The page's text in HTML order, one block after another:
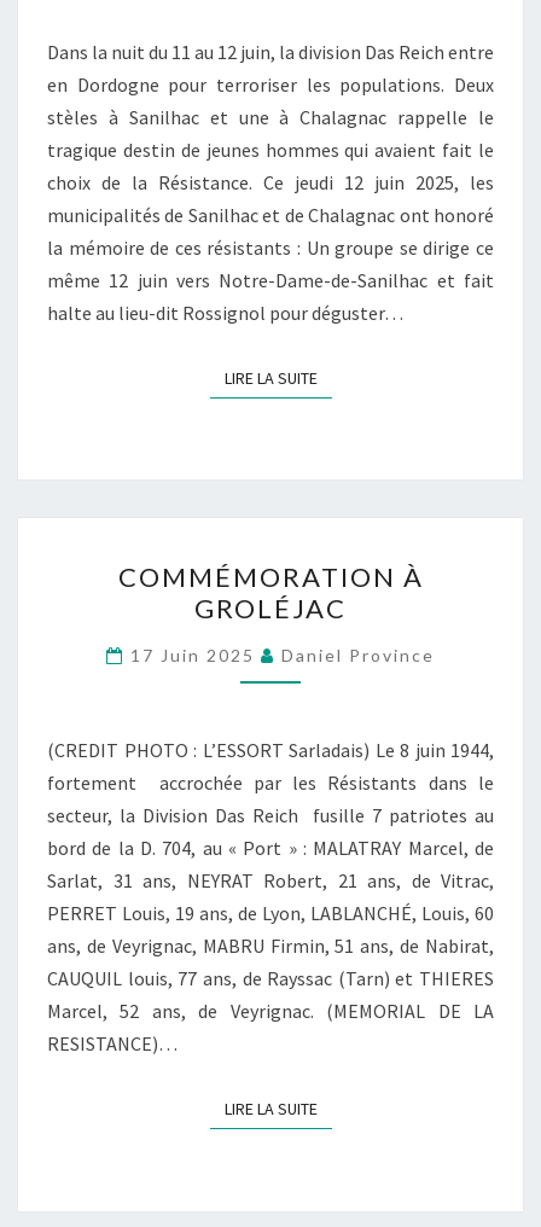
O
R
A
T
I
O
N
S
À
H
A
A
C
T
C
Dans la nuit du 11 au 12 juin, la division Das Reich entre
en Dordogne pour terroriser les populations. Deux
stèles à Sanilhac et une à Chalagnac rappelle le
tragique destin de jeunes hommes qui avaient fait le
choix de la Résistance. Ce jeudi 12 juin 2025, les
municipalités de Sanilhac et de Chalagnac ont honoré
la mémoire de ces résistants : Un groupe se dirige ce
même 12 juin vers Notre-Dame-de-Sanilhac et fait
halte au lieu-dit Rossignol pour déguster…
LIRE LA SUITELIRE LA SUITE
O
M
M
É
O
R
A
T
I
O
N
À
G
L
A
COMMÉMORATION À
GROLÉJAC
17 Juin 2025 Daniel Province
(CREDIT PHOTO : L’ESSORT Sarladais) Le 8 juin 1944,
fortement accrochée par les Résistants dans le
secteur, la Division Das Reich fusille 7 patriotes au
bord de la D. 704, au « Port » : MALATRAY Marcel, de
Sarlat, 31 ans, NEYRAT Robert, 21 ans, de Vitrac,
PERRET Louis, 19 ans, de Lyon, LABLANCHÉ, Louis, 60
ans, de Veyrignac, MABRU Firmin, 51 ans, de Nabirat,
CAUQUIL louis, 77 ans, de Rayssac (Tarn) et THIERES
Marcel, 52 ans, de Veyrignac. (MEMORIAL DE LA
RESISTANCE)…
LIRE LA SUITELIRE LA SUITE